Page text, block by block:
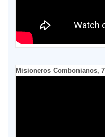
Misioneros Combonianos,